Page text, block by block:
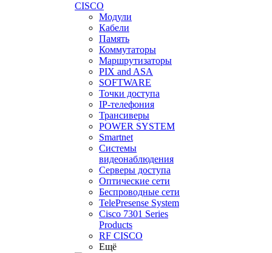
CISCO
Модули
Кабели
Память
Коммутаторы
Маршрутизаторы
PIX and ASA
SOFTWARE
Точки доступа
IP-телефония
Трансиверы
POWER SYSTEM
Smartnet
Системы
видеонаблюдения
Серверы доступа
Оптические сети
Беспроводные сети
TelePresense System
Cisco 7301 Series
Products
RF CISCO
Ещё